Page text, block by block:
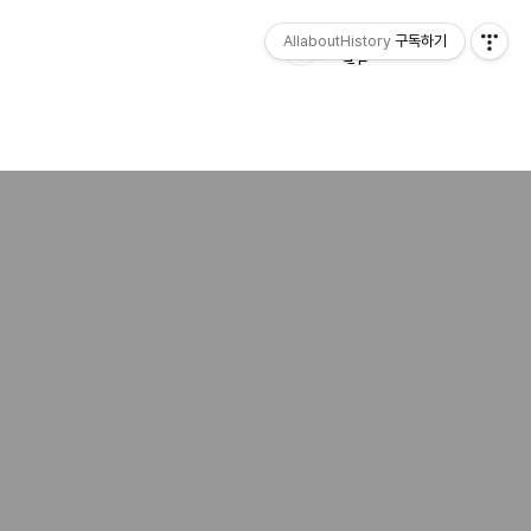
AllaboutHistory 구독하기